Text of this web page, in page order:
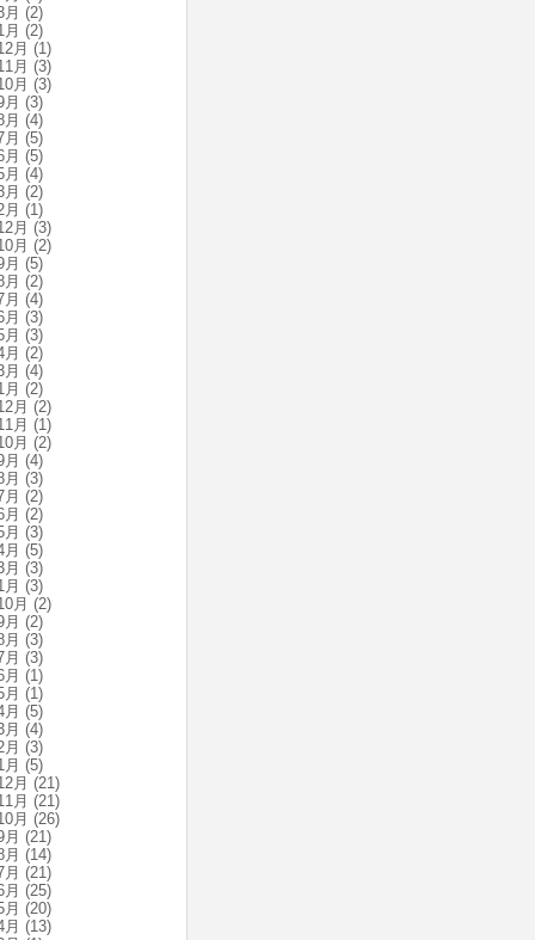
(2)
(2)
月 (1)
月 (3)
月 (3)
(3)
(4)
(5)
(5)
(4)
(2)
(1)
月 (3)
月 (2)
(5)
(2)
(4)
(3)
(3)
(2)
(4)
(2)
月 (2)
月 (1)
月 (2)
(4)
(3)
(2)
(2)
(3)
(5)
(3)
(3)
月 (2)
(2)
(3)
(3)
(1)
(1)
(5)
(4)
(3)
(5)
月 (21)
月 (21)
月 (26)
(21)
(14)
(21)
(25)
(20)
(13)